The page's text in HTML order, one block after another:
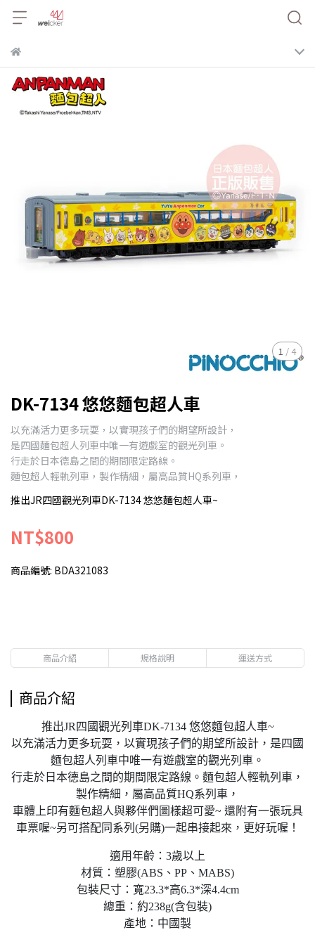
1 / 4
DK-7134 悠悠麵包超人車
以充滿活力更多玩耍，以實現孩子們的期望所設計，
是四國麵包超人列車中唯一有遊戲室的觀光列車。
行走於日本德島之間的期間限定路線。
麵包超人輕軌列車，製作精細，屬高品質HQ系列車，
推出JR四國觀光列車DK-7134 悠悠麵包超人車~
NT$800
商品編號: BDA321083
商品介紹 規格說明 運送方式
商品介紹
推出JR四國觀光列車DK-7134 悠悠麵包超人車~
以充滿活力更多玩耍，以實現孩子們的期望所設計，是四國
麵包超人列車中唯一有遊戲室的觀光列車。
行走於日本德島之間的期間限定路線。麵包超人輕軌列車，
製作精細，屬高品質HQ系列車，
車體上印有麵包超人與夥伴們圖樣超可愛~ 還附有一張玩具
車票喔~另可搭配同系列(另購)一起串接起來，更好玩喔！
適用年齡：3歲以上
材質：塑膠(ABS、PP、MABS)
包裝尺寸：寬23.3*高6.3*深4.4cm
總重：約238g(含包裝)
產地：中國製